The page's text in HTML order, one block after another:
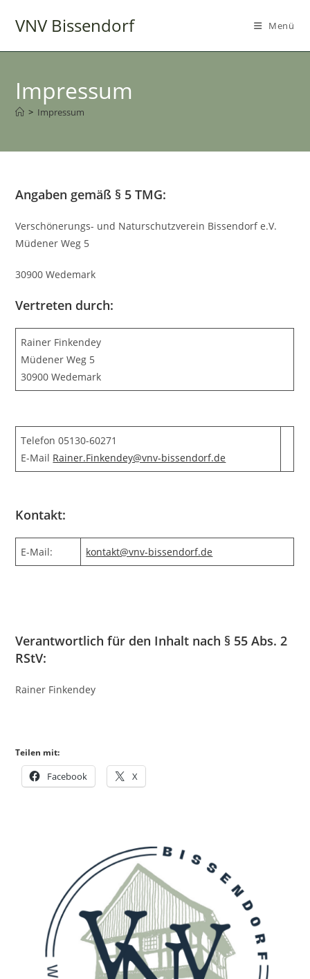
InhaltVNV Bissendorf Menü
Impressum
> Impressum
Angaben gemäß § 5 TMG:
Verschönerungs- und Naturschutzverein Bissendorf e.V.
Müdener Weg 5
30900 Wedemark
Vertreten durch:
Rainer Finkendey
Müdener Weg 5
30900 Wedemark
Telefon 05130-60271
E-Mail Rainer.Finkendey@vnv-bissendorf.de
Kontakt:
E-Mail: kontakt@vnv-bissendorf.de
Verantwortlich für den Inhalt nach § 55 Abs. 2
RStV:
Rainer Finkendey
Teilen mit:
Facebook X